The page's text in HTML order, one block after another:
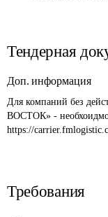
Тендерная
Доп. информация
Для компаний без
ВОСТОК» - необхоидмо
https://
Требования